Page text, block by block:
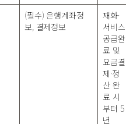
(필수) 은행계좌정
보, 결제정보
재화·
서비스
공급완
료 및
요금결
제·정
산 완
료 시
부터 5
년